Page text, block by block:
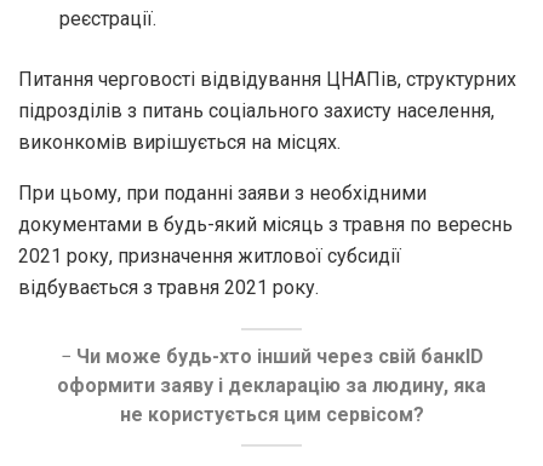
реєстрації.
Питання черговості відвідування ЦНАПів, структурних
підрозділів з питань соціального захисту населення,
виконкомів вирішується на місцях.
При цьому, при поданні заяви з необхідними
документами в будь-який місяць з травня по вереснь
2021 року, призначення житлової субсидії
відбувається з травня 2021 року.
− Чи може будь-хто інший через свій банкID
оформити заяву і декларацію за людину, яка
не користується цим сервісом?